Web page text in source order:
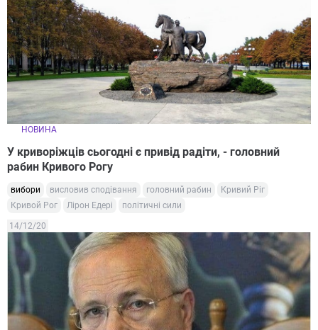
НОВИНА
У криворіжців сьогодні є привід радіти, - головний
рабин Кривого Рогу
вибори висловив сподівання головний рабин
Кривий Ріг
Кривой Рог
Лірон Едері політичні сили
14/12/20